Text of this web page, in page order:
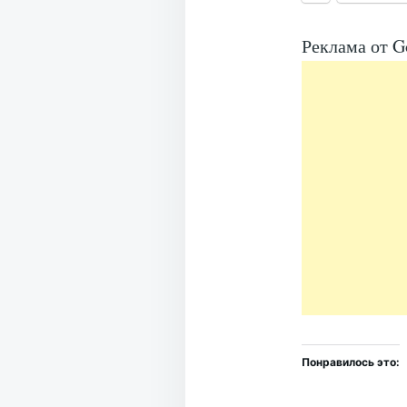
Реклама от
Понравилось это: